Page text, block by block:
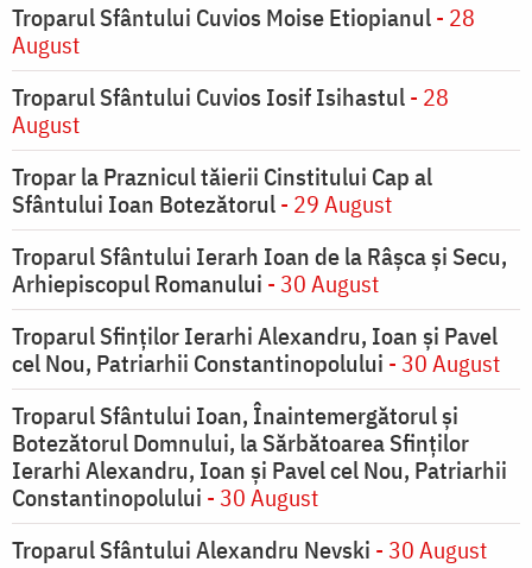
Troparul Sfântului Cuvios Moise Etiopianul- 28
August
Troparul Sfântului Cuvios Iosif Isihastul- 28
August
Tropar la Praznicul tăierii Cinstitului Cap al
Sfântului Ioan Botezătorul- 29 August
Troparul Sfântului Ierarh Ioan de la Râşca şi Secu,
Arhiepiscopul Romanului - 30 August
Troparul Sfinţilor Ierarhi Alexandru, Ioan şi Pavel
cel Nou, Patriarhii Constantinopolului - 30 August
Troparul Sfântului Ioan, Înaintemergătorul şi
Botezătorul Domnului, la Sărbătoarea Sfinţilor
Ierarhi Alexandru, Ioan şi Pavel cel Nou, Patriarhii
Constantinopolului - 30 August
Troparul Sfântului Alexandru Nevski - 30 August